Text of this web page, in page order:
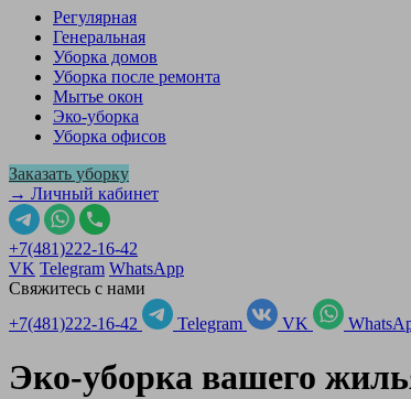
Регулярная
Генеральная
Уборка домов
Уборка после ремонта
Мытье окон
Эко-уборка
Уборка офисов
Заказать уборку
→ Личный кабинет
+7(481)222-16-42
VK Telegram WhatsApp
Свяжитесь с нами
+7(481)222-16-42
Telegram VK
Эко-уборка вашего